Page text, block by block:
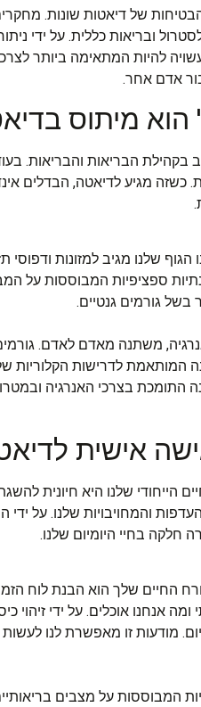
של דיאטות שונות.
ובריאות כללית. על ידי
להיות המתאימה ביותר
אדם אחר.
מיתוס
בקהילת הבריאות והבריאות.
כשזה מגיע לדיאטה, הבדלים
שלנו מגיב למזונות
ספציפיות המבוססות
גורמים גנטיים.
משתנה מאדם לאדם.
המותאמת לדרישות
התומכת בצרכי האנרגיה
אישית
הייחודי שלנו היא חיונית
והמחויבויות שלנו. על ידי
בחיי היומיום שלנו.
שלך הוא הבנת לוח
אנחנו אוכלים. על ידי זיהוי
מודעות זו מאפשרת לנו
המבוססות על מצבים